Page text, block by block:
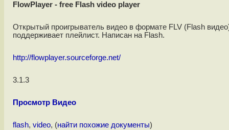
FlowPlayer - free Flash video player
Открытый проигрыватель видео в формате FLV (Flash
поддерживает плейлист. Написан на Flash.
http://flowplayer.sourceforge.net/
3.1.3
Просмотр Видео
flash, video, (найти похожие документы)